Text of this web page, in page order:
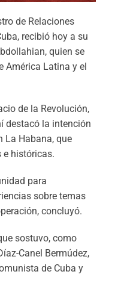
de Relaciones
recibió hoy a su
quien se
América Latina y el
de la Revolución,
destacó la intención
La Habana, que
e históricas.
para
sobre temas
concluyó.
sostuvo, como
Canel Bermúdez,
de Cuba y
MINISTERIO
JUSTICIA